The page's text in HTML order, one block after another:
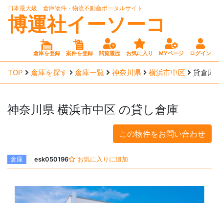
日本最大級 倉庫物件・物流不動産ポータルサイト
博運社イーソーコ
倉庫を登録 案件を登録 閲覧履歴 お気に入り MYページ ログイン
TOP 倉庫を探す 倉庫一覧 神奈川県 横浜市中区 貸倉庫
神奈川県 横浜市中区 の貸し倉庫
この物件をお問い合わせ
倉庫 esk050196 お気に入りに追加